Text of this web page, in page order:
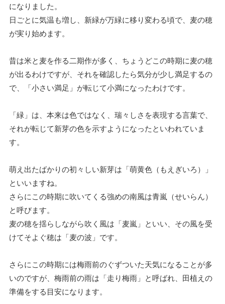
になりました。
日ごとに気温も増し、新緑が万緑に移り変わる頃で、麦の穂
が実り始めます。
昔は米と麦を作る二期作が多く、ちょうどこの時期に麦の穂
が出るわけですが、それを確認したら気分が少し満足するの
で、「小さい満足」が転じて小満になったわけです。
「緑」は、本来は色ではなく、瑞々しさを表現する言葉で、
それが転じて新芽の色を示すようになったといわれていま
す。
萌え出たばかりの初々しい新芽は「萌黄色（もえぎいろ）」
といいますね。
さらにこの時期に吹いてくる強めの南風は青嵐（せいらん）
と呼びます。
麦の穂を揺らしながら吹く風は「麦嵐」といい、その風を受
けてそよぐ穂は「麦の波」です。
さらにこの時期には梅雨前のぐずついた天気になることが多
いのですが、梅雨前の雨は「走り梅雨」と呼ばれ、田植えの
準備をする目安になります。